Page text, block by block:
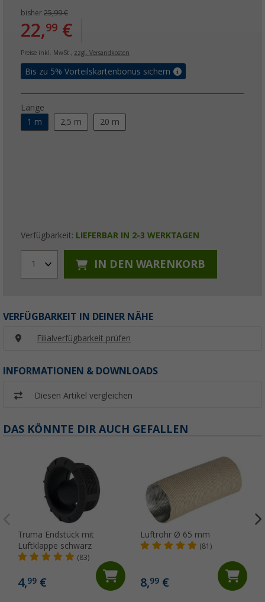
bisher 25,99 €
22,99 €
Preise inkl. MwSt., zzgl. Versandkosten
Bis zu 5% Vorteilskartenbonus sichern
Länge
1 m
2,5 m 20 m
Verfügbarkeit: LIEFERBAR IN 2-3 WERKTAGEN
1 IN DEN WARENKORB
VERFÜGBARKEIT IN DEINER NÄHE
Filialverfügbarkeit prüfen
INFORMATIONEN & DOWNLOADS
Diesen Artikel vergleichen
DAS KÖNNTE DIR AUCH GEFALLEN
Truma Endstück mit
Luftklappe schwarz
(83)
4,99 €
Luftrohr Ø 65 mm
(81)
8,99€